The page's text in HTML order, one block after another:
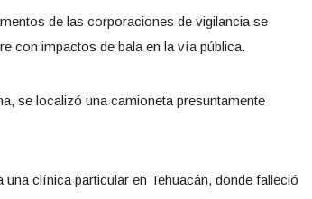
de las corporaciones de vigilancia se
con impactos de bala en la vía pública.
se localizó una camioneta presuntamente
clínica particular en Tehuacán, donde falleció